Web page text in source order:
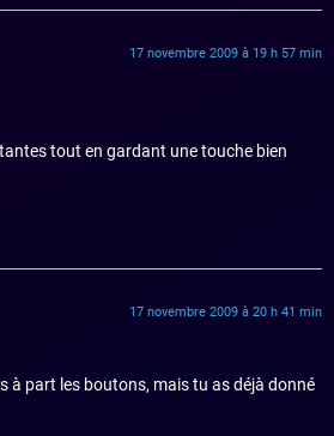
17 novembre 2009 à 19 h 57 min
tout en gardant une touche bien
17 novembre 2009 à 20 h 41 min
à part les boutons, mais tu as déjà donné